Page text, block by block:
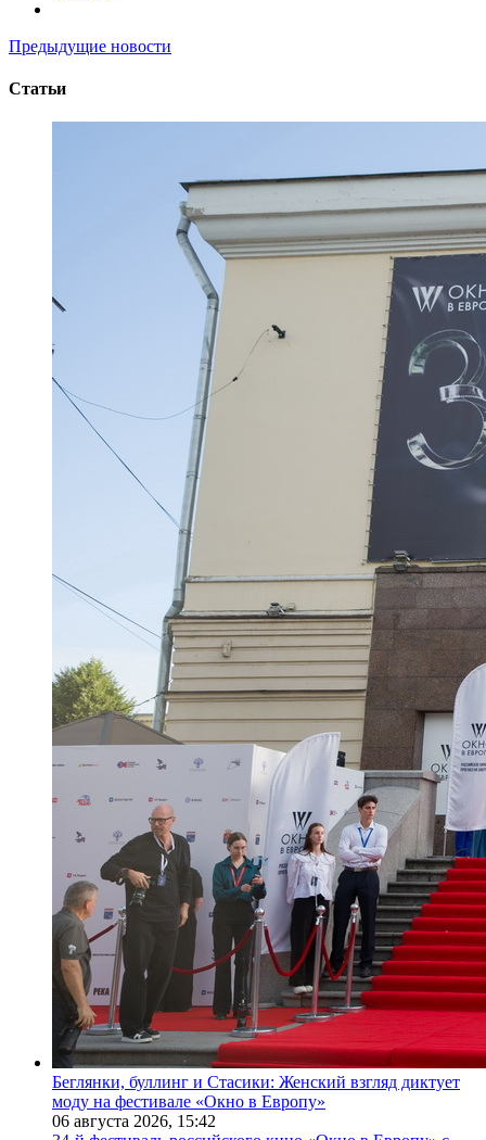
Предыдущие новости
Статьи
Беглянки, буллинг и Стасики: Женский взгляд диктует
моду на фестивале «Окно в Европу»
06 августа 2026, 15:42